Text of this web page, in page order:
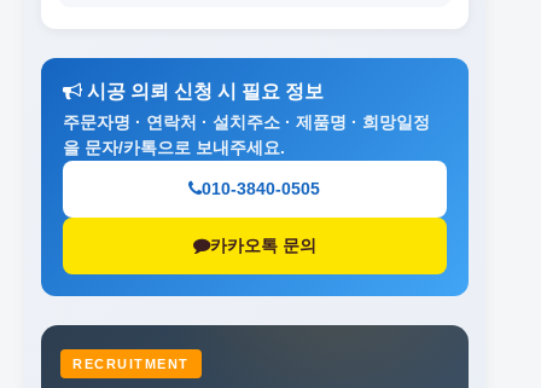
시공 의뢰 신청 시 필요 정보
주문자명 · 연락처 · 설치주소 · 제품명 · 희망일정
을 문자/카톡으로 보내주세요.
010-3840-0505
카카오톡 문의
RECRUITMENT